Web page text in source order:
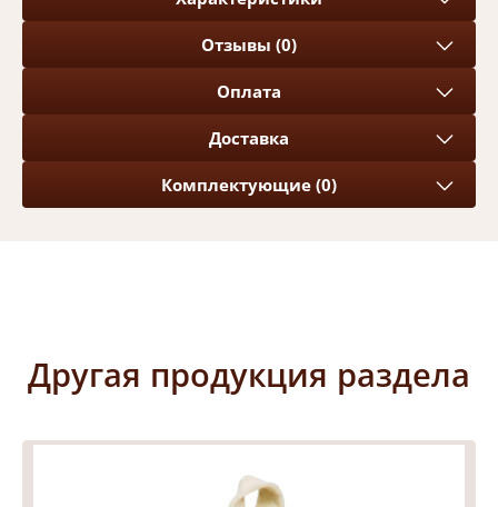
Отзывы (0)
Оплата
Доставка
Комплектующие (0)
Другая продукция раздела